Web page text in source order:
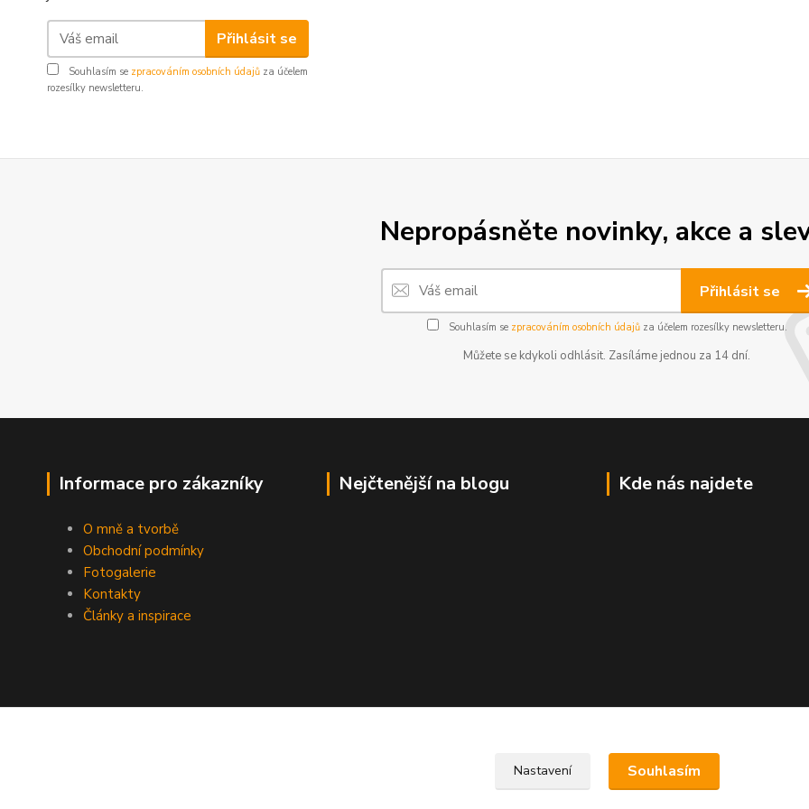
Přihlásit se
Souhlasím se zpracováním osobních údajů za účelem
rozesílky newsletteru.
Nepropásněte novinky, akce a
Přihlásit se
Souhlasím se zpracováním osobních údajůza účelem rozesílky newsletteru.
Můžete se kdykoli odhlásit. Zasíláme jednou za 14 dní.
Informace pro zákazníky
O mně a tvorbě
Obchodní podmínky
Fotogalerie
Kontakty
Články a inspirace
Nejčtenější na blogu Kde nás najdete
Nastavení Souhlasím